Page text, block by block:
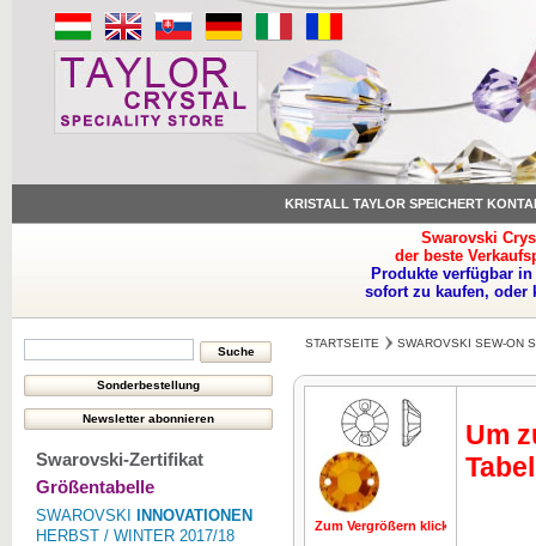
KRISTALL TAYLOR SPEICHERT
Swarovski
der beste
Produkte verfügbar
sofort zu kaufen, oder
Swarovski-Zertifikat
Größentabelle
SWAROVSKI
INNOVATIONEN
HERBST / WINTER 2017/18
STARTSEITE SWAROVSKI SEW-ON
Zum Vergrößern klicken
Um